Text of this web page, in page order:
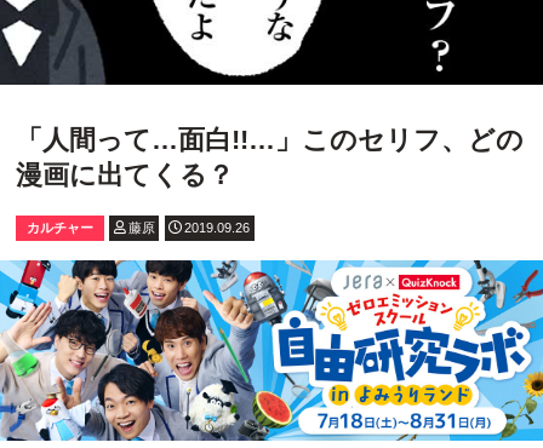
「人間って…面白!!…」このセリフ、どの
漫画に出てくる？
カルチャー 藤原 2019.09.26